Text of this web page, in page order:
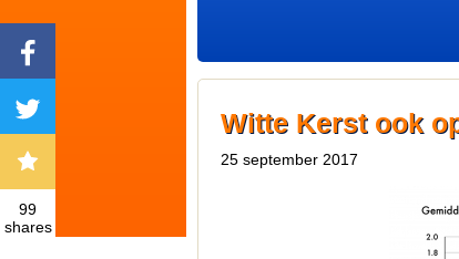
Witte Kerst ook
25 september 2017
99
shares